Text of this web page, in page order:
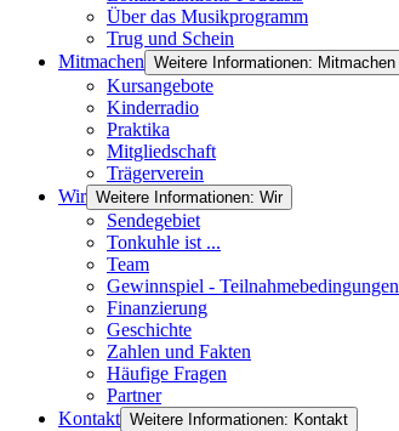
Über das Musikprogramm
Trug und Schein
Mitmachen Weitere Informationen: Mitmachen
Kursangebote
Kinderradio
Praktika
Mitgliedschaft
Trägerverein
Wir Weitere Informationen: Wir
Sendegebiet
Tonkuhle ist ...
Team
Gewinnspiel - Teilnahmebedingungen
Finanzierung
Geschichte
Zahlen und Fakten
Häufige Fragen
Partner
Kontakt Weitere Informationen: Kontakt